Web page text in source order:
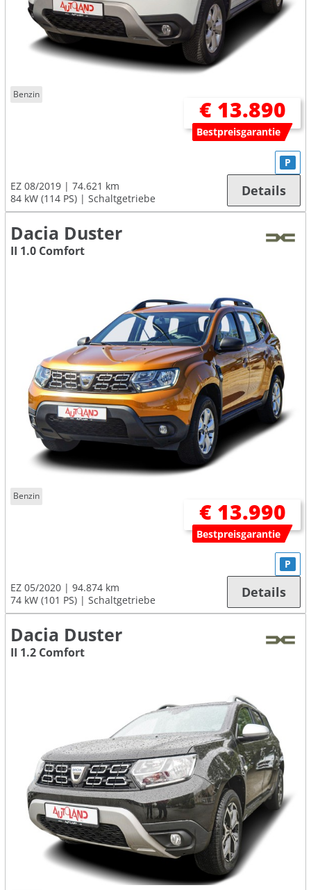
Benzin
€ 13.890
Bestpreisgarantie
EZ 08/2019
74.621 km
84 kW (114 PS)
Schaltgetriebe
P
Details
Dacia Duster
II 1.0 Comfort
Benzin
€ 13.990
Bestpreisgarantie
EZ 05/2020
94.874 km
74 kW (101 PS)
Schaltgetriebe
P
Details
Dacia Duster
II 1.2 Comfort